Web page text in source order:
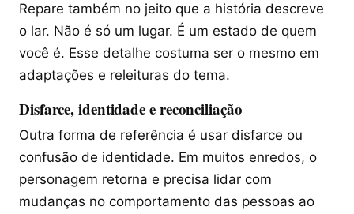
Repare também no jeito que a história descreve
o lar. Não é só um lugar. É um estado de quem
você é. Esse detalhe costuma ser o mesmo em
adaptações e releituras do tema.
Disfarce, identidade e reconciliação
Outra forma de referência é usar disfarce ou
confusão de identidade. Em muitos enredos, o
personagem retorna e precisa lidar com
mudanças no comportamento das pessoas ao